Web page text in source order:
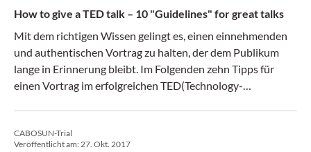
How to give a TED talk – 10 "Guidelines" for great talks
Mit dem richtigen Wissen gelingt es, einen einnehmenden
und authentischen Vortrag zu halten, der dem Publikum
lange in Erinnerung bleibt. Im Folgenden zehn Tipps für
einen Vortrag im erfolgreichen TED(Technology-
CABOSUN-Trial
Veröffentlicht am:27. Okt. 2017